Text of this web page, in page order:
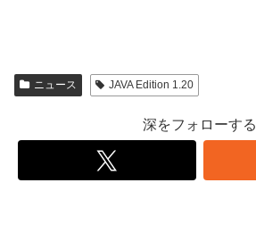
ニュース JAVA Edition 1.20
深をフォローする